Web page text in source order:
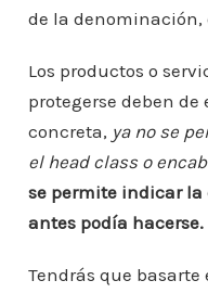
de la denominación,
Los productos o
protegerse deben
concreta, ya no se
el head class o
se permite indicar la
antes podía hacerse.
Tendrás que basarte